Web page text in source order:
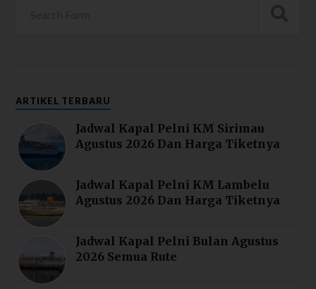
ARTIKEL TERBARU
Jadwal Kapal Pelni KM Sirimau
Agustus 2026 Dan Harga Tiketnya
Jadwal Kapal Pelni KM Lambelu
Agustus 2026 Dan Harga Tiketnya
Jadwal Kapal Pelni Bulan Agustus
2026 Semua Rute